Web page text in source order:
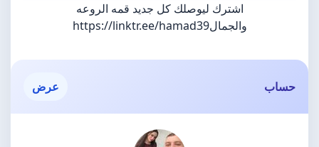
اشترك ليوصلك كل جديد قمه الروعه
والجمالhttps://linktr.ee/hamad39
حساب عرض